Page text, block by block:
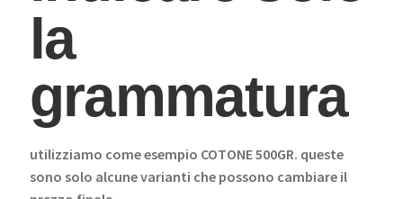
la
grammatura
utilizziamo come esempio COTONE 500GR. queste
sono solo alcune varianti che possono cambiare il